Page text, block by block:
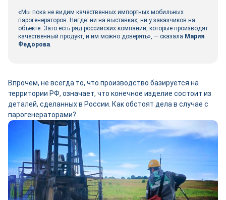
«Мы пока не видим качественных импортных мобильных
парогенераторов. Нигде: ни на выставках, ни у заказчиков на
объекте. Зато есть ряд российских компаний, которые производят
качественный продукт, и им можно доверять», ― сказала Мария
Федорова.
Впрочем, не всегда то, что производство базируется на
территории РФ, означает, что конечное изделие состоит из
деталей, сделанных в России. Как обстоят дела в случае с
парогенераторами?